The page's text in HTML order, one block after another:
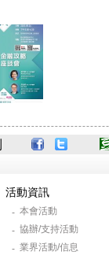
活動資訊
- 本會活動
- 協辦/支持活動
- 業界活動/信息